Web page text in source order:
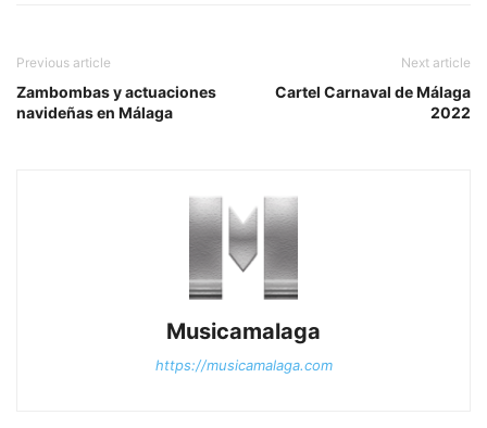
Previous article
Zambombas y actuaciones
navideñas en Málaga
Next article
Cartel Carnaval de Málaga
2022
Musicamalaga
https://musicamalaga.com